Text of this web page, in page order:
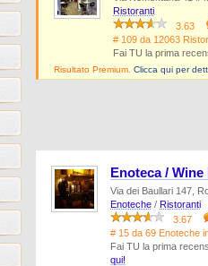
Ristoranti
3.63
# 109 da 12063
Fai TU la prima
Risultato Premium. Clicca qui per
Enoteca /
Via dei Baullari 147,
Enoteche / Ristoranti
3.67
# 15 da 69 Enoteche
Fai TU la prima
qui!